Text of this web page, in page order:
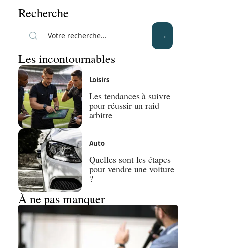
Recherche
Les incontournables
Loisirs
Les tendances à suivre
pour réussir un raid
arbitre
Auto
Quelles sont les étapes
pour vendre une voiture
?
À ne pas manquer